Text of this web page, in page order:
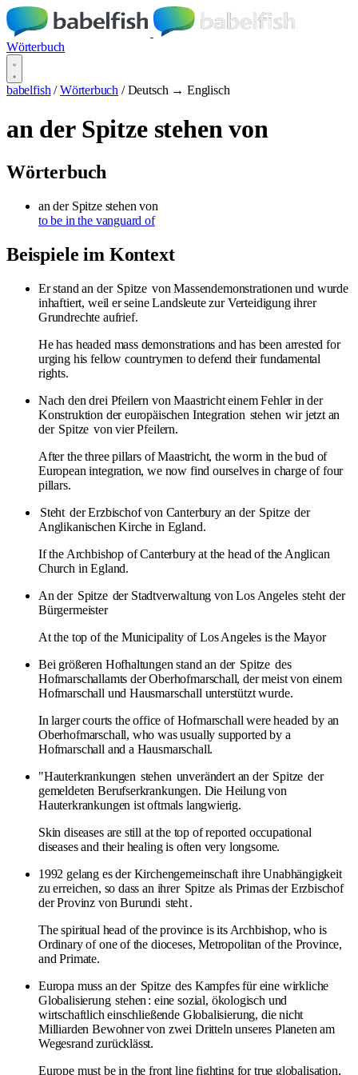
Wörterbuch
babelfish / Wörterbuch / Deutsch → Englisch
an der Spitze stehen von
Wörterbuch
an der Spitze stehen von
to be in the vanguard of
Beispiele im Kontext
Er stand an der Spitze von Massendemonstrationen und wurde
inhaftiert, weil er seine Landsleute zur Verteidigung ihrer
Grundrechte aufrief.
He has headed mass demonstrations and has been arrested for
urging his fellow countrymen to defend their fundamental
rights.
Nach den drei Pfeilern von Maastricht einem Fehler in der
Konstruktion der europäischen Integration stehen wir jetzt an
der Spitze von vier Pfeilern.
After the three pillars of Maastricht, the worm in the bud of
European integration, we now find ourselves in charge of four
pillars.
Steht der Erzbischof von Canterbury an der Spitze der
Anglikanischen Kirche in Egland.
If the Archbishop of Canterbury at the head of the Anglican
Church in Egland.
An der Spitze der Stadtverwaltung von Los Angeles steht der
Bürgermeister
At the top of the Municipality of Los Angeles is the Mayor
Bei größeren Hofhaltungen stand an der Spitze des
Hofmarschallamts der Oberhofmarschall, der meist von einem
Hofmarschall und Hausmarschall unterstützt wurde.
In larger courts the office of Hofmarschall were headed by an
Oberhofmarschall, who was usually supported by a
Hofmarschall and a Hausmarschall.
"Hauterkrankungen stehen unverändert an der Spitze der
gemeldeten Berufserkrankungen. Die Heilung von
Hauterkrankungen ist oftmals langwierig.
Skin diseases are still at the top of reported occupational
diseases and their healing is often very longsome.
1992 gelang es der Kirchengemeinschaft ihre Unabhängigkeit
zu erreichen, so dass an ihrer Spitze als Primas der Erzbischof
der Provinz von Burundi steht.
The spiritual head of the province is its Archbishop, who is
Ordinary of one of the dioceses, Metropolitan of the Province,
and Primate.
Europa muss an der Spitze des Kampfes für eine wirkliche
Globalisierung stehen : eine sozial, ökologisch und
wirtschaftlich einschließende Globalisierung, die nicht
Milliarden Bewohner von zwei Dritteln unseres Planeten am
Wegesrand zurücklässt.
Europe must be in the front line fighting for true globalisation,